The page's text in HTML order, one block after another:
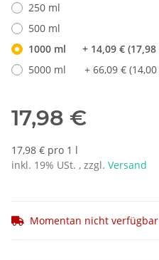
250 ml
500 ml
1000 ml
+ 14,09 €
5000 ml + 66,09 €
17,98 €
17,98 € pro 1 l
inkl. 19% USt. , zzgl. Versand
Momentan nicht verfügbar